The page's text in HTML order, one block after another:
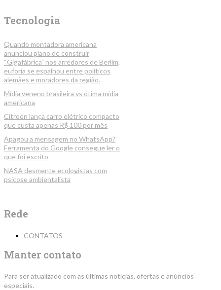
Tecnologia
Quando montadora americana
anunciou plano de construir
“Gigafábrica” nos arredores de Berlim,
euforia se espalhou entre políticos
alemães e moradores da região.
Mídia veneno brasileira vs ótima mídia
americana
Citroën lança carro elétrico compacto
que custa apenas R$ 100 por mês
Apagou a mensagem no WhatsApp?
Ferramenta do Google consegue ler o
que foi escrito
NASA desmente ecologistas com
psicose ambientalista
Rede
CONTATOS
Manter contato
Para ser atualizado com as últimas notícias, ofertas e anúncios
especiais.